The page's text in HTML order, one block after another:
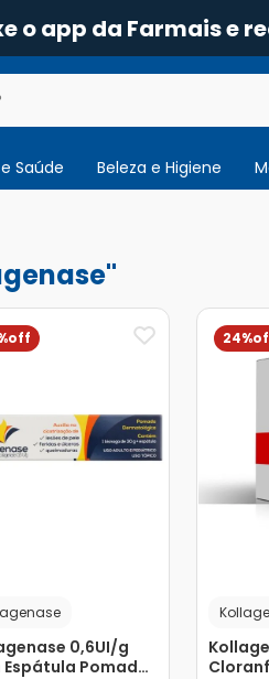
o app da Farmais e
Saúde Beleza e Higiene
0,6UI/g
Espátula Pomada
24%